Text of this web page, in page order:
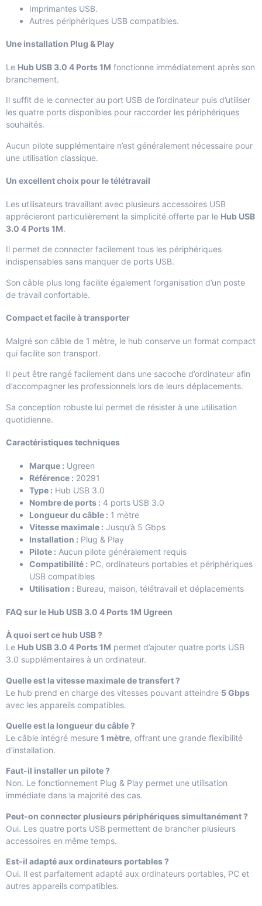
Imprimantes USB.
Autres périphériques USB compatibles.
Une installation Plug & Play
Le Hub USB 3.0 4 Ports 1M fonctionne immédiatement après son
branchement.
Il suffit de le connecter au port USB de l’ordinateur puis d’utiliser
les quatre ports disponibles pour raccorder les périphériques
souhaités.
Aucun pilote supplémentaire n’est généralement nécessaire pour
une utilisation classique.
Un excellent choix pour le télétravail
Les utilisateurs travaillant avec plusieurs accessoires USB
apprécieront particulièrement la simplicité offerte par le Hub USB
3.0 4 Ports 1M.
Il permet de connecter facilement tous les périphériques
indispensables sans manquer de ports USB.
Son câble plus long facilite également l’organisation d’un poste
de travail confortable.
Compact et facile à transporter
Malgré son câble de 1 mètre, le hub conserve un format compact
qui facilite son transport.
Il peut être rangé facilement dans une sacoche d’ordinateur afin
d’accompagner les professionnels lors de leurs déplacements.
Sa conception robuste lui permet de résister à une utilisation
quotidienne.
Caractéristiques techniques
Marque : Ugreen
Référence : 20291
Type : Hub USB 3.0
Nombre de ports : 4 ports USB 3.0
Longueur du câble : 1 mètre
Vitesse maximale : Jusqu’à 5 Gbps
Installation : Plug & Play
Pilote : Aucun pilote généralement requis
Compatibilité : PC, ordinateurs portables et périphériques
USB compatibles
Utilisation : Bureau, maison, télétravail et déplacements
FAQ sur le Hub USB 3.0 4 Ports 1M Ugreen
À quoi sert ce hub USB ?
Le Hub USB 3.0 4 Ports 1M permet d’ajouter quatre ports USB
3.0 supplémentaires à un ordinateur.
Quelle est la vitesse maximale de transfert ?
Le hub prend en charge des vitesses pouvant atteindre 5 Gbps
avec les appareils compatibles.
Quelle est la longueur du câble ?
Le câble intégré mesure 1 mètre, offrant une grande flexibilité
d’installation.
Faut-il installer un pilote ?
Non. Le fonctionnement Plug & Play permet une utilisation
immédiate dans la majorité des cas.
Peut-on connecter plusieurs périphériques simultanément ?
Oui. Les quatre ports USB permettent de brancher plusieurs
accessoires en même temps.
Est-il adapté aux ordinateurs portables ?
Oui. Il est parfaitement adapté aux ordinateurs portables, PC et
autres appareils compatibles.